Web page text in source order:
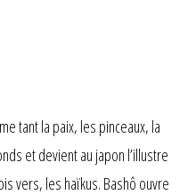
tant la paix, les pinceaux, la
et devient au japon l’illustre
vers, les haïkus. Bashô ouvre